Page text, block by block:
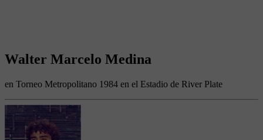
Walter Marcelo Medina
en Torneo Metropolitano 1984 en el Estadio de River Plate